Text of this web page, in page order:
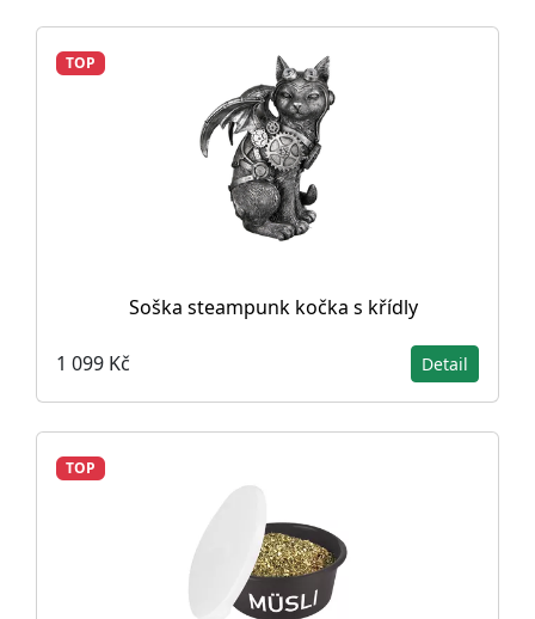
TOP
Soška steampunk kočka s křídly
1 099 Kč Detail
TOP